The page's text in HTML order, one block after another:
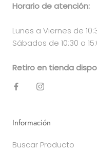
Horario de atención:
Lunes a Viernes de
Sábados de 10:30 a
Retiro en tienda
Información
Buscar Producto